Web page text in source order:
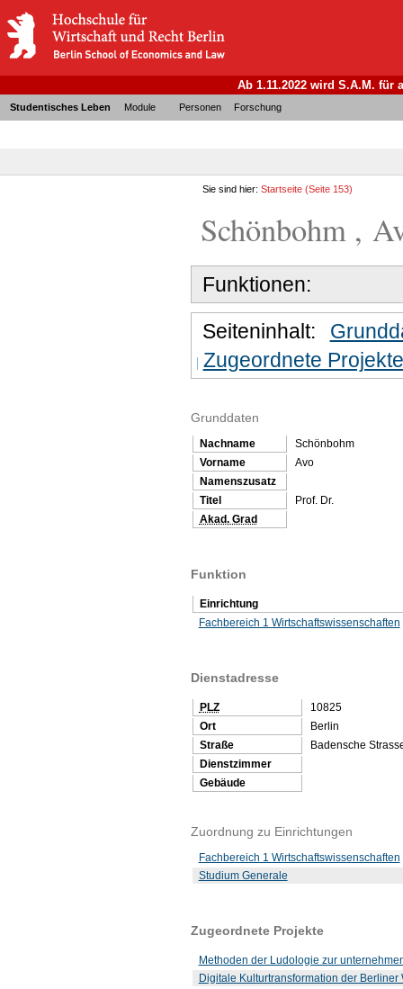
Ab 1.11.2022 wird S.A.M.
Studentisches Leben Module Personen Forschung
Sie sind hier:Startseite (Seite 153)
Schönbohm ,
Funktionen:
Seiteninhalt:
Zugeordnete Projekte
Grunddaten
Nachname
Schönbohm
Vorname
Avo
Namenszusatz
Titel
Prof. Dr.
Akad. Grad
Funktion
Einrichtung
Fachbereich 1 Wirtschaftswissenschaften
Dienstadresse
PLZ
10825
Ort
Berlin
Straße
Badensche
Dienstzimmer
Gebäude
Zuordnung zu Einrichtungen
Fachbereich 1 Wirtschaftswissenschaften
Studium Generale
Zugeordnete Projekte
Methoden der Ludologie zur
Digitale Kulturtransformation der